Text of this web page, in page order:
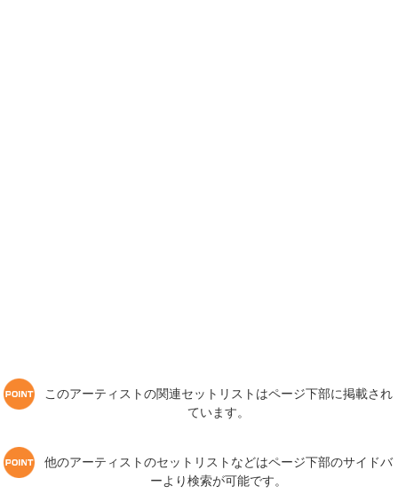
このアーティストの関連セットリストはページ下部に掲載され
ています。
他のアーティストのセットリストなどはページ下部のサイドバ
ーより検索が可能です。